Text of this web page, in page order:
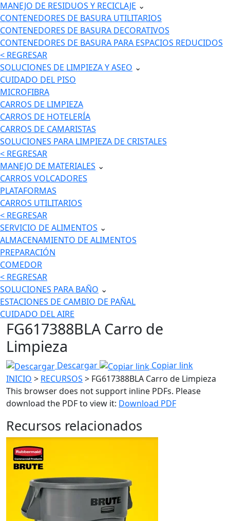
MANEJO DE RESIDUOS Y RECICLAJE ⌄
CONTENEDORES DE BASURA UTILITARIOS
CONTENEDORES DE BASURA DECORATIVOS
CONTENEDORES DE BASURA PARA ESPACIOS REDUCIDOS
< REGRESAR
SOLUCIONES DE LIMPIEZA Y ASEO ⌄
CUIDADO DEL PISO
MICROFIBRA
CARROS DE LIMPIEZA
CARROS DE HOTELERÍA
CARROS DE CAMARISTAS
SOLUCIONES PARA LIMPIEZA DE CRISTALES
< REGRESAR
MANEJO DE MATERIALES ⌄
CARROS VOLCADORES
PLATAFORMAS
CARROS UTILITARIOS
< REGRESAR
SERVICIO DE ALIMENTOS ⌄
ALMACENAMIENTO DE ALIMENTOS
PREPARACIÓN
COMEDOR
< REGRESAR
SOLUCIONES PARA BAÑO ⌄
ESTACIONES DE CAMBIO DE PAÑAL
CUIDADO DEL AIRE
FG617388BLA Carro de
Limpieza
Descargar
Copiar link
INICIO > RECURSOS > FG617388BLA Carro de Limpieza
This browser does not support inline PDFs. Please
download the PDF to view it: Download PDF
Recursos relacionados